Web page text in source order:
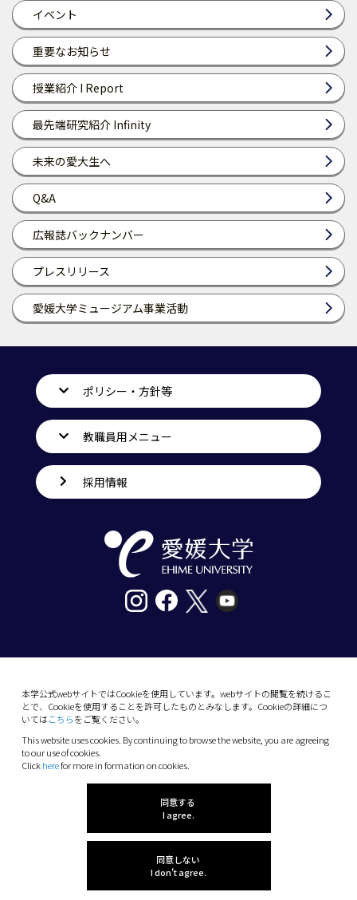
イベント
重要なお知らせ
授業紹介 I Report
最先端研究紹介 Infinity
未来の愛大生へ
Q&A
広報誌バックナンバー
プレスリリース
愛媛大学ミュージアム事業活動
本学公式webサイトではCookieを使用しています。webサイトの閲覧を続けるこ
とで、Cookieを使用することを許可したものとみなします。Cookieの詳細につ
いてはこちらをご覧ください。
This website uses cookies. By continuing to browse the website, you are agreeing
to our use of cookies.
Clickherefor more in formation on cookies.
同意する
I agree.
同意しない
I don't agree.
ポリシー・方針等
教職員用メニュー
採用情報
10-13 Dogo-Himata, Matsuyama, Ehime 790-
Phone: +81 89-927-9000
(C) 2026 Ehime University.